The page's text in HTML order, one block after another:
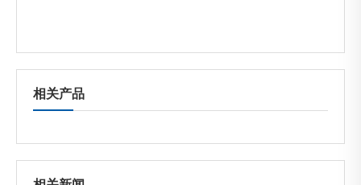
相关产品